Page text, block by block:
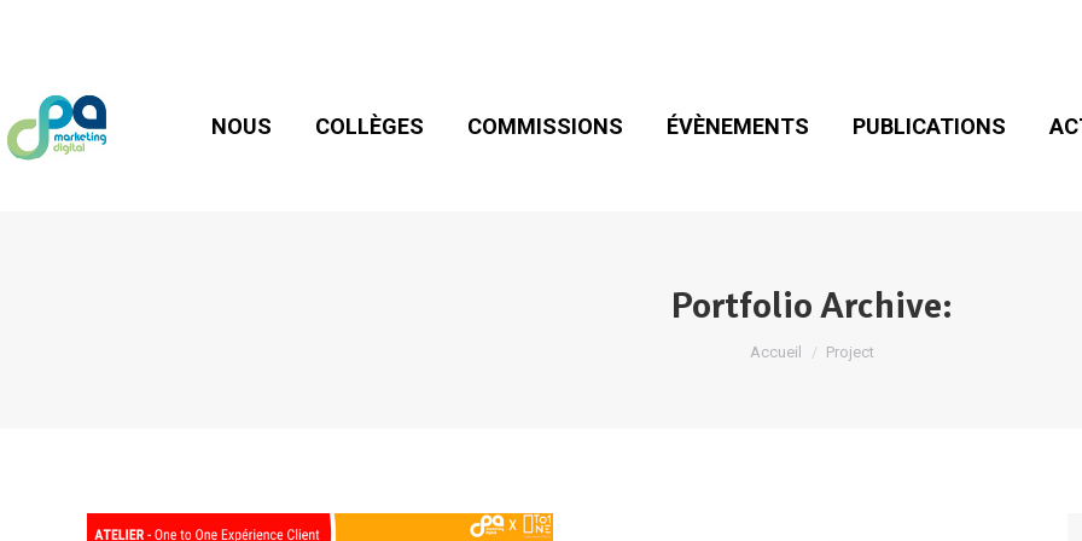
NOUS COLLÈGES COMMISSIONS ÉVÈNEMENTS PUBLICATIONS
Portfolio Archive:
Vous êtes ici :
Accueil Project